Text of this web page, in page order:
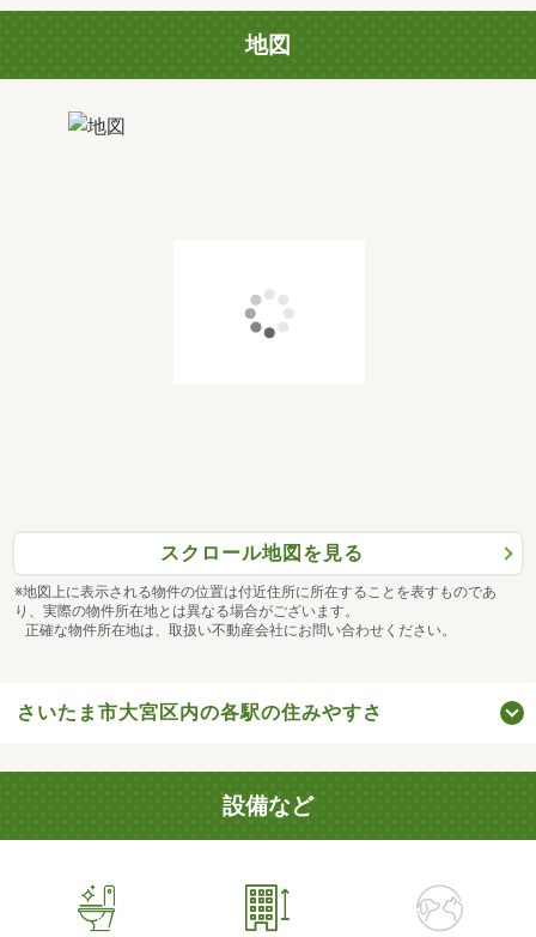
地図
スクロール地図を見る
※地図上に表示される物件の位置は付近住所に所在することを表すものであ
り、実際の物件所在地とは異なる場合がございます。
正確な物件所在地は、取扱い不動産会社にお問い合わせください。
さいたま市大宮区内の各駅の住みやすさ
設備など